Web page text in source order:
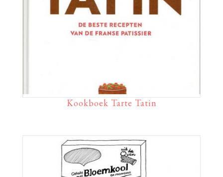
Kookboek Tarte Tatin